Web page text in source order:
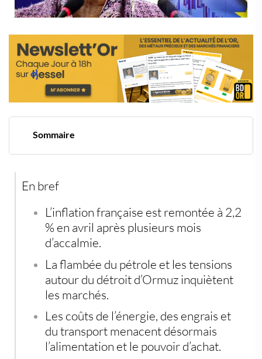
Sommaire
Les banques centrales prises au piège
Les marchés redoutent une crise durable
En bref
L’inflation française est remontée à 2,2
% en avril après plusieurs mois
d’accalmie.
La flambée du pétrole et les tensions
autour du détroit d’Ormuz inquiètent
les marchés.
Les coûts de l’énergie, des engrais et
du transport menacent désormais
l’alimentation et le pouvoir d’achat.